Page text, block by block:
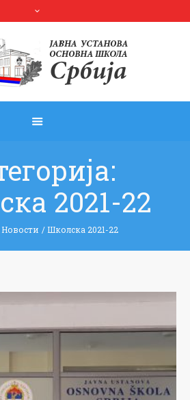
2021-22
Новости / Школска 2021-22